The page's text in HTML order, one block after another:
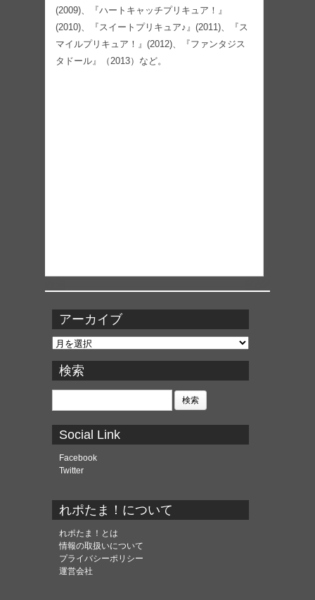
(2009)、『ハートキャッチプリキュア！』
(2010)、『スイートプリキュア♪』(2011)、『ス
マイルプリキュア！』(2012)、『ファンタジス
タドール』（2013）など。
アーカイブ
ア
カ
イ
ブ
検索
検
Social Link
Facebook
Twitter
れポたま！について
れポたま！とは
情報の取扱いについて
プライバシーポリシー
運営会社